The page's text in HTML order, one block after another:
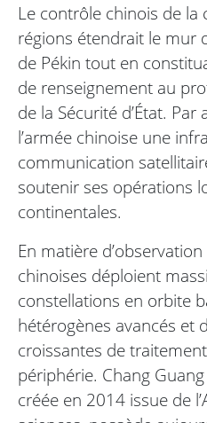
Le contrôle chinois de la
régions étendrait le mur
de Pékin tout en
de renseignement au
de la Sécurité d’État.
l’armée chinoise une
communication
soutenir ses opérations
continentales.
En matière
chinoises déploient
constellations en orbite
hétérogènes avancés et
croissantes de
périphérie. Chang
créée en 2014 issue de